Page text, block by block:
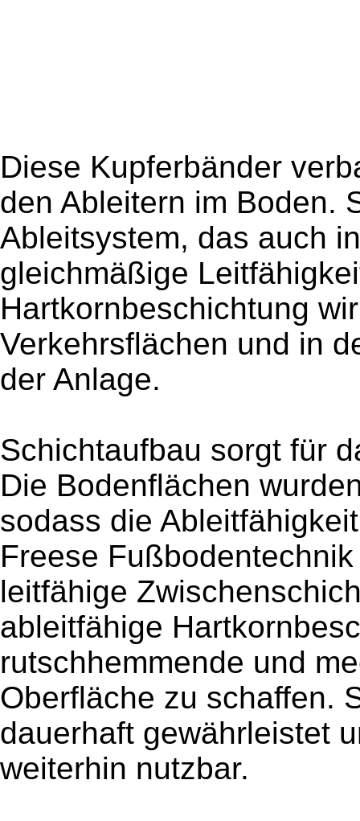
Diese Kupferbänder
den Ableitern im Boden.
Ableitsystem, das auch
gleichmäßige
Hartkornbeschichtung
Verkehrsflächen und in
der Anlage.
Schichtaufbau sorgt für
Die Bodenflächen
sodass die
Freese
leitfähige
ableitfähige
rutschhemmende und
Oberfläche zu schaffen.
dauerhaft gewährleistet
weiterhin nutzbar.